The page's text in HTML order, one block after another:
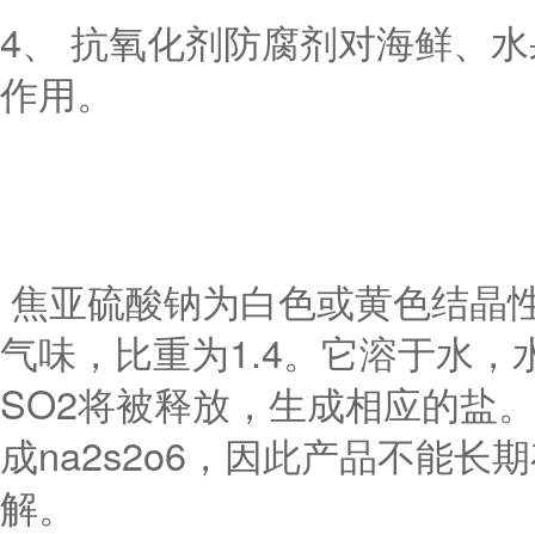
4、 抗氧化剂防腐剂对海鲜、
作用。
焦亚硫酸钠为白色或黄色结晶
气味，比重为1.4。它溶于水，
SO2将被释放，生成相应的盐
成na2s2o6，因此产品不能长
解。